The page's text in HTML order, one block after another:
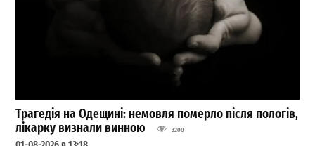
Трагедія на Одещині: немовля померло після пологів,
лікарку визнали винною
3200